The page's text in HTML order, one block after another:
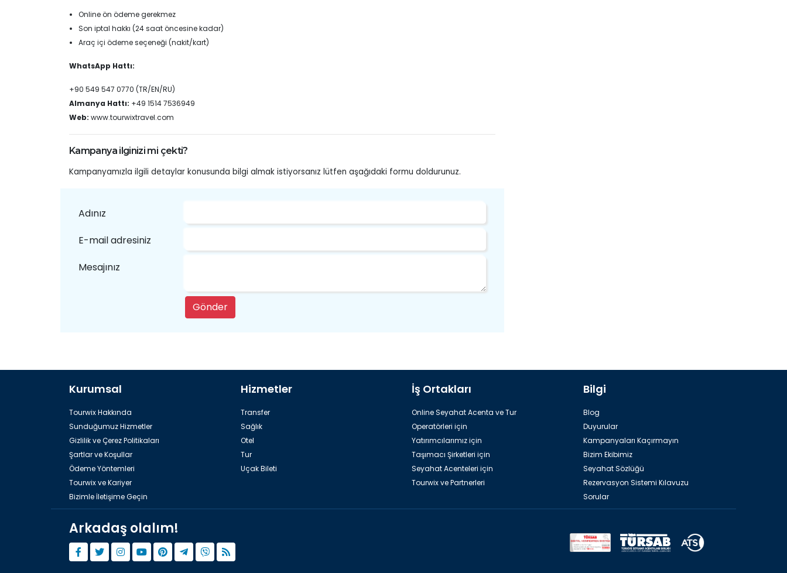
Online ön ödeme gerekmez
Son iptal hakkı (24 saat öncesine kadar)
Araç içi ödeme seçeneği (nakit/kart)
WhatsApp Hattı:
+90 549 547 0770 (TR/EN/RU)
Almanya Hattı: +49 1514 7536949
Web: www.tourwixtravel.com
Kampanya ilginizi mi çekti?
Kampanyamızla ilgili detaylar konusunda bilgi almak istiyorsanız lütfen aşağıdaki formu doldurunuz.
Adınız
E-mail adresiniz
Mesajınız
Gönder
Kurumsal
Tourwix Hakkında
Sunduğumuz Hizmetler
Gizlilik ve Çerez Politikaları
Şartlar ve Koşullar
Ödeme Yöntemleri
Tourwix ve Kariyer
Bizimle İletişime Geçin
Hizmetler
Transfer
Sağlık
Otel
Tur
Uçak Bileti
İş Ortakları
Online Seyahat Acenta ve Tur
Operatörleri için
Yatırımcılarımız için
Taşımacı Şirketleri için
Seyahat Acenteleri için
Tourwix ve Partnerleri
Bilgi
Blog
Duyurular
Kampanyaları Kaçırmayın
Bizim Ekibimiz
Seyahat Sözlüğü
Rezervasyon Sistemi Kılavuzu
Sorular
Arkadaş olalım!